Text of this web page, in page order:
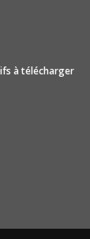
à télécharger